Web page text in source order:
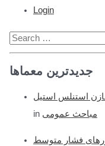
Login
S
e
جدیدترین معماها
استنلس استیل
in مباحث عمومی
فشار متوسط